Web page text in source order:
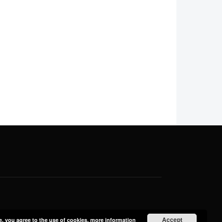
you agree to the use of cookies. more information Accept